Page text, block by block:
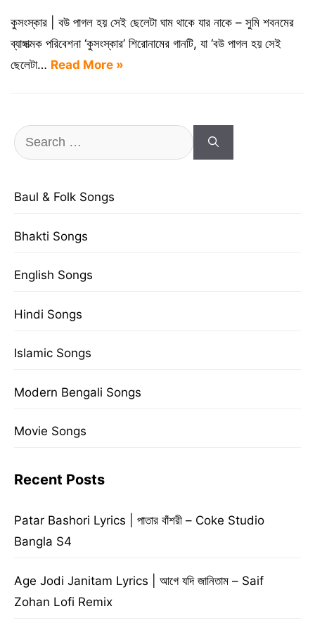
কুসংস্কার | বউ পাগল হয় সেই ছেলেটা ঘাম থাকে যার নাকে – সুমি শবনমের
ব্যাঙ্গাত্মক পরিবেশনা ‘কুসংস্কার’ শিরোনামের গানটি, যা ‘বউ পাগল হয় সেই
ছেলেটা… Read More »
Search
for:
Baul & Folk Songs
Bhakti Songs
English Songs
Hindi Songs
Islamic Songs
Modern Bengali Songs
Movie Songs
Recent Posts
Patar Bashori Lyrics | পাতার বাঁশরী – Coke Studio
Bangla S4
Age Jodi Janitam Lyrics | আগে যদি জানিতাম – Saif
Zohan Lofi Remix